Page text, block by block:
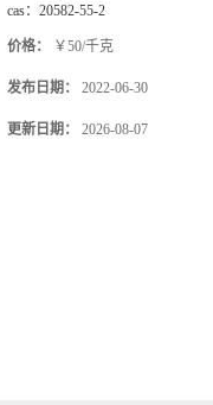
cas： 20582-55-2
价格： ￥50/千克
发布日期： 2022-06-30
更新日期： 2026-08-07